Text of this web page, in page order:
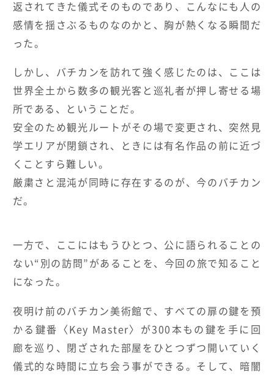
返されてきた儀式そのものであり、こんなにも人の
感情を揺さぶるものなのかと、胸が熱くなる瞬間だ
った。
しかし、バチカンを訪れて強く感じたのは、ここは
世界全土から数多の観光客と巡礼者が押し寄せる場
所である、ということだ。
安全のため観光ルートがその場で変更され、突然見
学エリアが閉鎖され、ときには有名作品の前に近づ
くことすら難しい。
厳粛さと混沌が同時に存在するのが、今のバチカン
だ。
一方で、ここにはもうひとつ、公に語られることの
ない“ 別の訪問 ” があることを、今回の旅で知ること
になった。
夜明け前のバチカン美術館で、すべての扉の鍵を預
かる鍵番〈 Key Master〉が300 本もの鍵を手に回
廊を巡り、閉ざされた部屋をひとつずつ開いていく
儀式的な時間に立ち会う事ができる。そして、暗闇